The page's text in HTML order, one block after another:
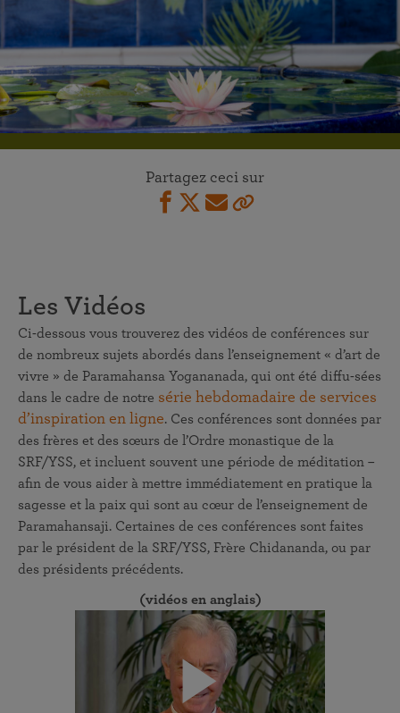
Partagez ceci sur
Les Vidéos
Ci-dessous vous trouverez des vidéos de conférences sur
de nombreux sujets abordés dans l’enseignement « d’art de
vivre » de Paramahansa Yogananada, qui ont été diffu-sées
dans le cadre de notre série hebdomadaire de services
d’inspiration en ligne. Ces conférences sont données par
des frères et des sœurs de l’Ordre monastique de la
SRF/YSS, et incluent souvent une période de méditation –
afin de vous aider à mettre immédiatement en pratique la
sagesse et la paix qui sont au cœur de l’enseignement de
Paramahansaji. Certaines de ces conférences sont faites
par le président de la SRF/YSS, Frère Chidananda, ou par
des présidents précédents.
(vidéos en anglais)